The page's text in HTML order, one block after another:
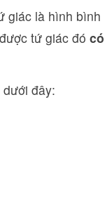
giác là hình bình
tứ giác đó có
đây: